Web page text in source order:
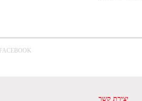
FACEBOOK
יצירת קשר